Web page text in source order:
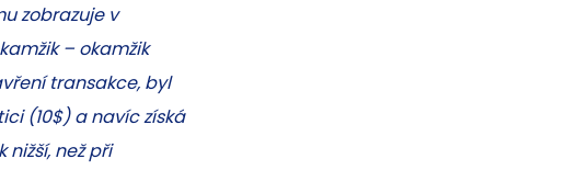
zobrazuje v
– okamžik
transakce, byl
(10$) a navíc získá
než při